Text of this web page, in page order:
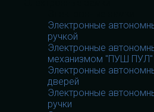
Электронные
ручкой
Электронные
механизмом "ПУШ ПУЛ"
Электронные
дверей
Электронные
ручки